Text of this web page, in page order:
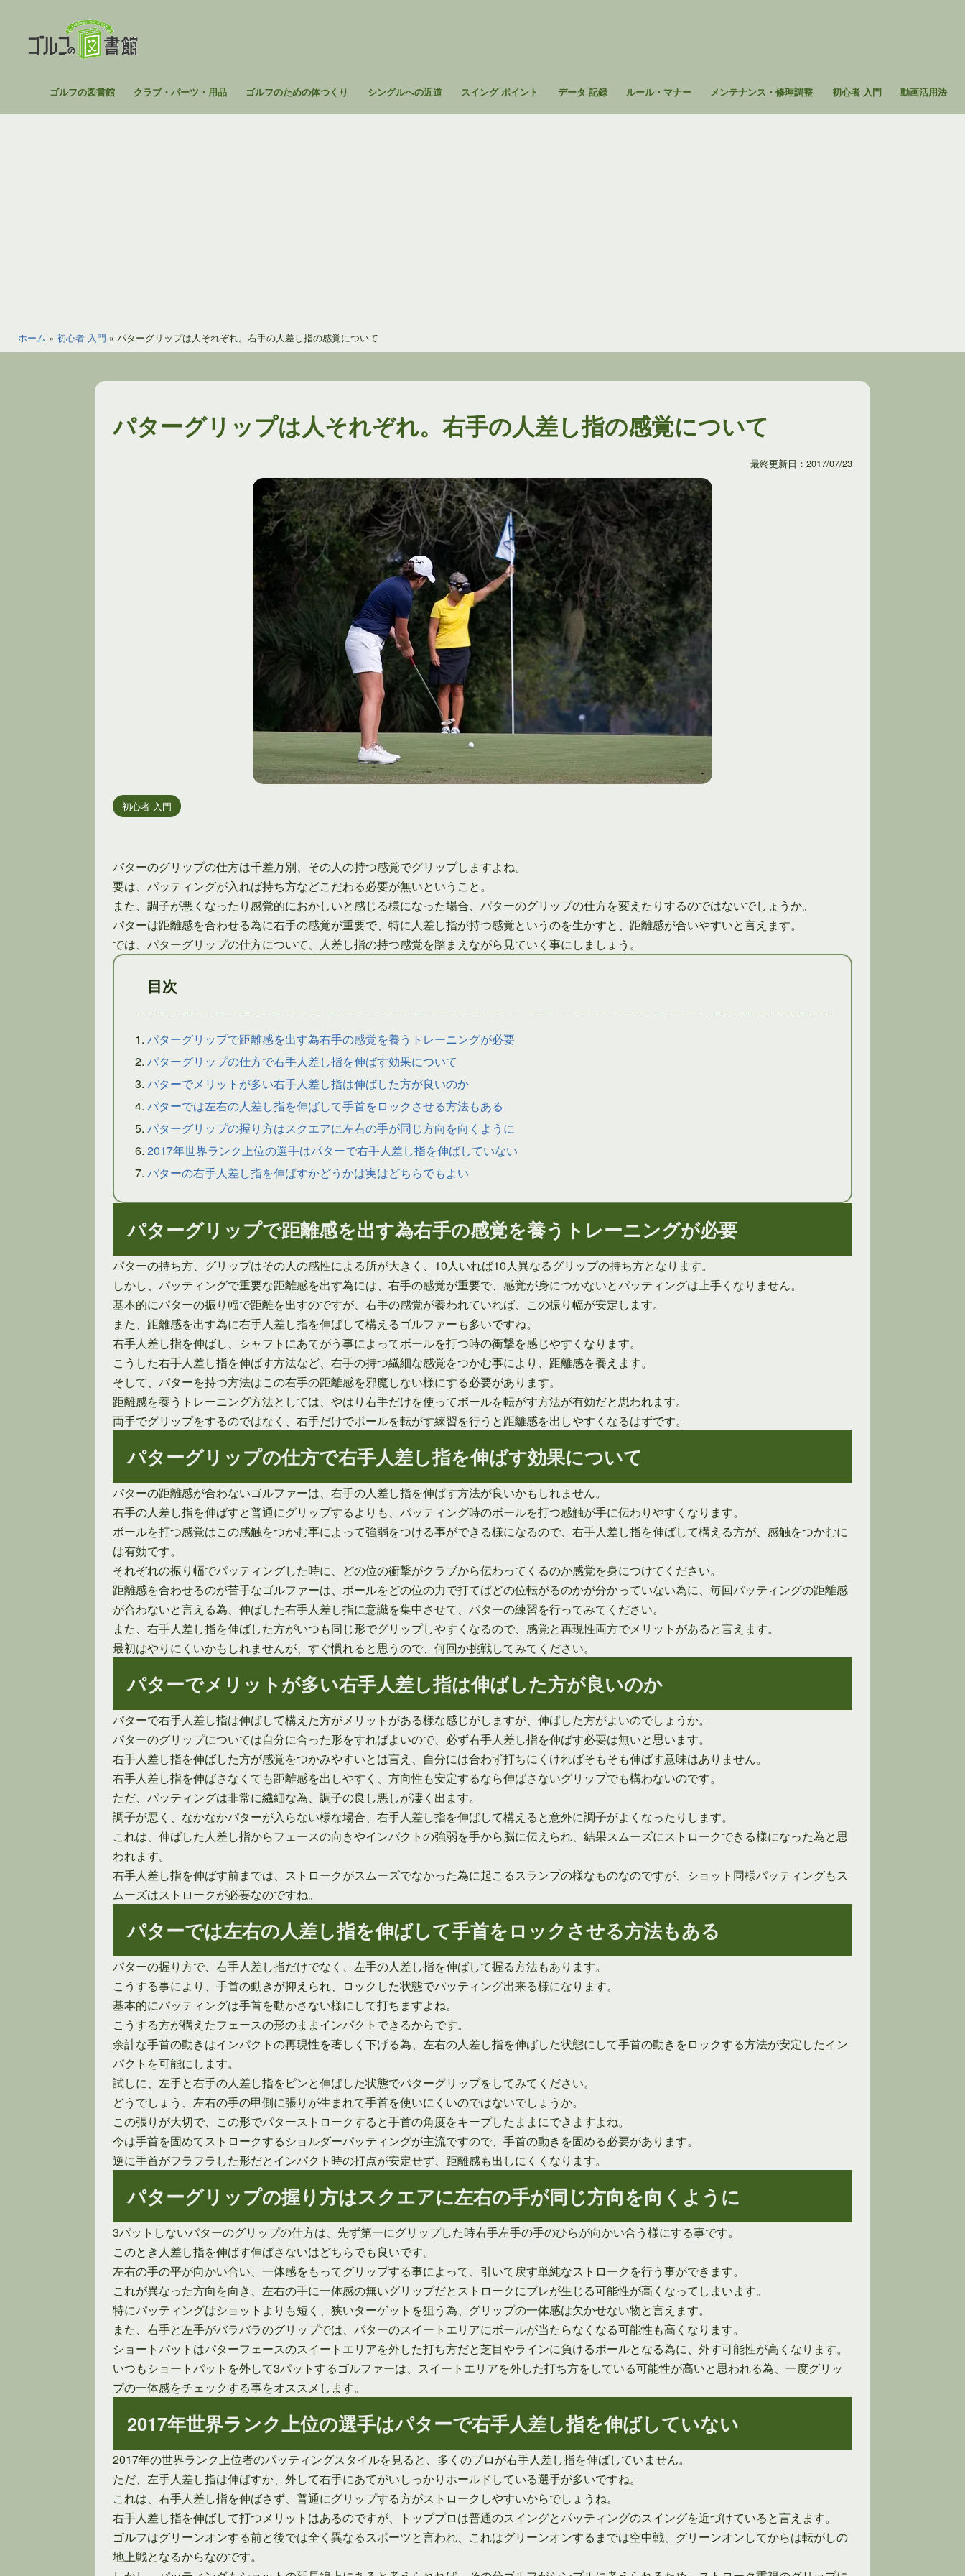
ゴルフの図書館 クラブ・パーツ・用品 ゴルフのための体つくり シングルへの近道 スイング ポイント データ 記録 ルール・マナー メンテナンス・修理調整 初心者 入門 動画活用法
ホーム » 初心者 入門 » パターグリップは人それぞれ。右手の人差し指の感覚について
パターグリップは人それぞれ。右手の人差し指の感覚について
最終更新日：2017/07/23
初心者 入門
パターのグリップの仕方は千差万別、その人の持つ感覚でグリップしますよね。
要は、パッティングが入れば持ち方などこだわる必要が無いということ。
また、調子が悪くなったり感覚的におかしいと感じる様になった場合、パターのグリップの仕方を変えたりするのではないでしょうか。
パターは距離感を合わせる為に右手の感覚が重要で、特に人差し指が持つ感覚というのを生かすと、距離感が合いやすいと言えます。
では、パターグリップの仕方について、人差し指の持つ感覚を踏まえながら見ていく事にしましょう。
目次
パターグリップで距離感を出す為右手の感覚を養うトレーニングが必要
パターグリップの仕方で右手人差し指を伸ばす効果について
パターでメリットが多い右手人差し指は伸ばした方が良いのか
パターでは左右の人差し指を伸ばして手首をロックさせる方法もある
パターグリップの握り方はスクエアに左右の手が同じ方向を向くように
2017年世界ランク上位の選手はパターで右手人差し指を伸ばしていない
パターの右手人差し指を伸ばすかどうかは実はどちらでもよい
パターグリップで距離感を出す為右手の感覚を養うトレーニングが必要
パターの持ち方、グリップはその人の感性による所が大きく、10人いれば10人異なるグリップの持ち方となります。
しかし、パッティングで重要な距離感を出す為には、右手の感覚が重要で、感覚が身につかないとパッティングは上手くなりません。
基本的にパターの振り幅で距離を出すのですが、右手の感覚が養われていれば、この振り幅が安定します。
また、距離感を出す為に右手人差し指を伸ばして構えるゴルファーも多いですね。
右手人差し指を伸ばし、シャフトにあてがう事によってボールを打つ時の衝撃を感じやすくなります。
こうした右手人差し指を伸ばす方法など、右手の持つ繊細な感覚をつかむ事により、距離感を養えます。
そして、パターを持つ方法はこの右手の距離感を邪魔しない様にする必要があります。
距離感を養うトレーニング方法としては、やはり右手だけを使ってボールを転がす方法が有効だと思われます。
両手でグリップをするのではなく、右手だけでボールを転がす練習を行うと距離感を出しやすくなるはずです。
パターグリップの仕方で右手人差し指を伸ばす効果について
パターの距離感が合わないゴルファーは、右手の人差し指を伸ばす方法が良いかもしれません。
右手の人差し指を伸ばすと普通にグリップするよりも、パッティング時のボールを打つ感触が手に伝わりやすくなります。
ボールを打つ感覚はこの感触をつかむ事によって強弱をつける事ができる様になるので、右手人差し指を伸ばして構える方が、感触をつかむに
は有効です。
それぞれの振り幅でパッティングした時に、どの位の衝撃がクラブから伝わってくるのか感覚を身につけてください。
距離感を合わせるのが苦手なゴルファーは、ボールをどの位の力で打てばどの位転がるのかが分かっていない為に、毎回パッティングの距離感
が合わないと言える為、伸ばした右手人差し指に意識を集中させて、パターの練習を行ってみてください。
また、右手人差し指を伸ばした方がいつも同じ形でグリップしやすくなるので、感覚と再現性両方でメリットがあると言えます。
最初はやりにくいかもしれませんが、すぐ慣れると思うので、何回か挑戦してみてください。
パターでメリットが多い右手人差し指は伸ばした方が良いのか
パターで右手人差し指は伸ばして構えた方がメリットがある様な感じがしますが、伸ばした方がよいのでしょうか。
パターのグリップについては自分に合った形をすればよいので、必ず右手人差し指を伸ばす必要は無いと思います。
右手人差し指を伸ばした方が感覚をつかみやすいとは言え、自分には合わず打ちにくければそもそも伸ばす意味はありません。
右手人差し指を伸ばさなくても距離感を出しやすく、方向性も安定するなら伸ばさないグリップでも構わないのです。
ただ、パッティングは非常に繊細な為、調子の良し悪しが凄く出ます。
調子が悪く、なかなかパターが入らない様な場合、右手人差し指を伸ばして構えると意外に調子がよくなったりします。
これは、伸ばした人差し指からフェースの向きやインパクトの強弱を手から脳に伝えられ、結果スムーズにストロークできる様になった為と思
われます。
右手人差し指を伸ばす前までは、ストロークがスムーズでなかった為に起こるスランプの様なものなのですが、ショット同様パッティングもス
ムーズはストロークが必要なのですね。
パターでは左右の人差し指を伸ばして手首をロックさせる方法もある
パターの握り方で、右手人差し指だけでなく、左手の人差し指を伸ばして握る方法もあります。
こうする事により、手首の動きが抑えられ、ロックした状態でパッティング出来る様になります。
基本的にパッティングは手首を動かさない様にして打ちますよね。
こうする方が構えたフェースの形のままインパクトできるからです。
余計な手首の動きはインパクトの再現性を著しく下げる為、左右の人差し指を伸ばした状態にして手首の動きをロックする方法が安定したイン
パクトを可能にします。
試しに、左手と右手の人差し指をピンと伸ばした状態でパターグリップをしてみてください。
どうでしょう、左右の手の甲側に張りが生まれて手首を使いにくいのではないでしょうか。
この張りが大切で、この形でパターストロークすると手首の角度をキープしたままにできますよね。
今は手首を固めてストロークするショルダーパッティングが主流ですので、手首の動きを固める必要があります。
逆に手首がフラフラした形だとインパクト時の打点が安定せず、距離感も出しにくくなります。
パターグリップの握り方はスクエアに左右の手が同じ方向を向くように
3パットしないパターのグリップの仕方は、先ず第一にグリップした時右手左手の手のひらが向かい合う様にする事です。
このとき人差し指を伸ばす伸ばさないはどちらでも良いです。
左右の手の平が向かい合い、一体感をもってグリップする事によって、引いて戻す単純なストロークを行う事ができます。
これが異なった方向を向き、左右の手に一体感の無いグリップだとストロークにブレが生じる可能性が高くなってしまいます。
特にパッティングはショットよりも短く、狭いターゲットを狙う為、グリップの一体感は欠かせない物と言えます。
また、右手と左手がバラバラのグリップでは、パターのスイートエリアにボールが当たらなくなる可能性も高くなります。
ショートパットはパターフェースのスイートエリアを外した打ち方だと芝目やラインに負けるボールとなる為に、外す可能性が高くなります。
いつもショートパットを外して3パットするゴルファーは、スイートエリアを外した打ち方をしている可能性が高いと思われる為、一度グリッ
プの一体感をチェックする事をオススメします。
2017年世界ランク上位の選手はパターで右手人差し指を伸ばしていない
2017年の世界ランク上位者のパッティングスタイルを見ると、多くのプロが右手人差し指を伸ばしていません。
ただ、左手人差し指は伸ばすか、外して右手にあてがいしっかりホールドしている選手が多いですね。
これは、右手人差し指を伸ばさず、普通にグリップする方がストロークしやすいからでしょうね。
右手人差し指を伸ばして打つメリットはあるのですが、トッププロは普通のスイングとパッティングのスイングを近づけていると言えます。
ゴルフはグリーンオンする前と後では全く異なるスポーツと言われ、これはグリーンオンするまでは空中戦、グリーンオンしてからは転がしの
地上戦となるからなのです。